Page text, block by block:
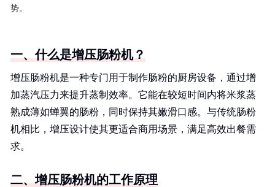
势。
一、什么是增压肠粉机？
增压肠粉机是一种专门用于制作肠粉的厨房设备，通过增
加蒸汽压力来提升蒸制效率。它能在较短时间内将米浆蒸
熟成薄如蝉翼的肠粉，同时保持其嫩滑口感。与传统肠粉
机相比，增压设计使其更适合商用场景，满足高效出餐需
求。
二、增压肠粉机的工作原理